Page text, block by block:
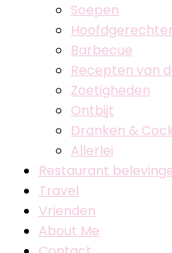
Soepen
Barbecue
Recepten van
Zoetigheden
Ontbijt
Dranken &
Allerlei
Restaurant
Travel
Vrienden
About Me